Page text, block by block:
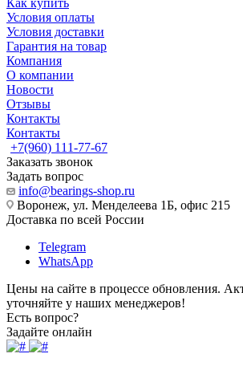
Как купить
Условия оплаты
Условия доставки
Гарантия на товар
Компания
О компании
Новости
Отзывы
Контакты
Контакты
+7(960) 111-77-67
Заказать звонок
Задать вопрос
info@bearings-shop.ru
Воронеж, ул. Менделеева 1Б, офис 215
Доставка по всей России
Telegram
WhatsApp
Цены на сайте в процессе обновления.
уточняйте у наших менеджеров!
Есть вопрос?
Задайте онлайн